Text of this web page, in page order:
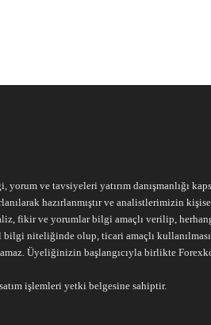
yorum ve tavsiyeleri yatırım danışmanlığı
hazırlanmıştır ve analistlerimizin
fikir ve yorumlar bilgi amaçlı verilip,
bilgi niteliğinde olup, ticari amaçlı
Üyeliğinizin başlangıcıyla birlikte
işlemleri yetki belgesine sahiptir.